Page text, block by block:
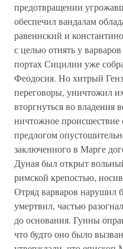
предотвращении
обеспечил вандалам
равеннский и
с целью отнять у
портах Сицилии уже
Феодосия. Но хитрый
переговоры, уничтожил
вторгнуться во владения
ничтожное происшествие
предлогом
заключенного в Марге
Дуная был открыт
римской крепостью,
Отряд варваров нарушил
умертвил, частью
до основания. Гунны
что будто оно было